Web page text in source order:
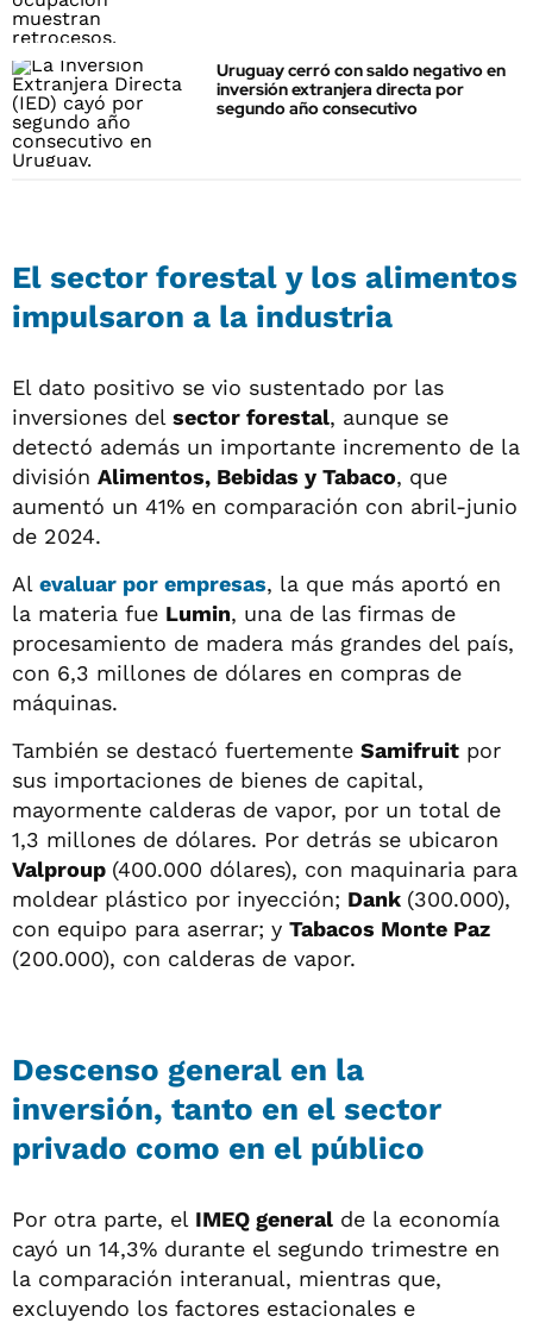
Uruguay cerró con saldo negativo en
inversión extranjera directa por
segundo año consecutivo
El sector forestal y los alimentos
impulsaron a la industria
El dato positivo se vio sustentado por las
inversiones del sector forestal, aunque se
detectó además un importante incremento de la
división Alimentos, Bebidas y Tabaco, que
aumentó un 41% en comparación con abril-junio
de 2024.
Al evaluar por empresas, la que más aportó en
la materia fue Lumin, una de las firmas de
procesamiento de madera más grandes del país,
con 6,3 millones de dólares en compras de
máquinas.
También se destacó fuertemente Samifruit por
sus importaciones de bienes de capital,
mayormente calderas de vapor, por un total de
1,3 millones de dólares. Por detrás se ubicaron
Valproup (400.000 dólares), con maquinaria para
moldear plástico por inyección; Dank (300.000),
con equipo para aserrar; y Tabacos Monte Paz
(200.000), con calderas de vapor.
Descenso general en la
inversión, tanto en el sector
privado como en el público
Por otra parte, el IMEQ general de la economía
cayó un 14,3% durante el segundo trimestre en
la comparación interanual, mientras que,
excluyendo los factores estacionales e